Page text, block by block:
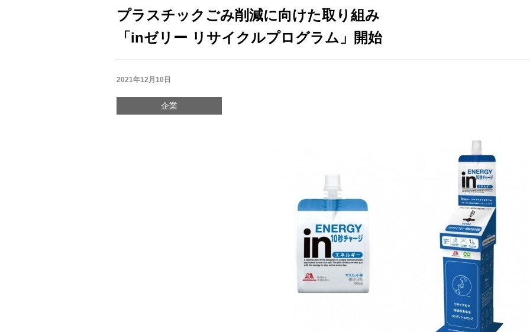
プラスチックごみ削減に向けた取り組み
「inゼリー リサイクルプログラム」開始
2021年12月10日
企業